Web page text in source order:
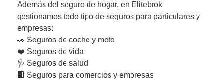
Además del seguro de hogar, en Elitebrok
gestionamos todo tipo de seguros para particulares y
empresas:
🚗 Seguros de coche y moto
❤️ Seguros de vida
🩺 Seguros de salud
🏢 Seguros para comercios y empresas